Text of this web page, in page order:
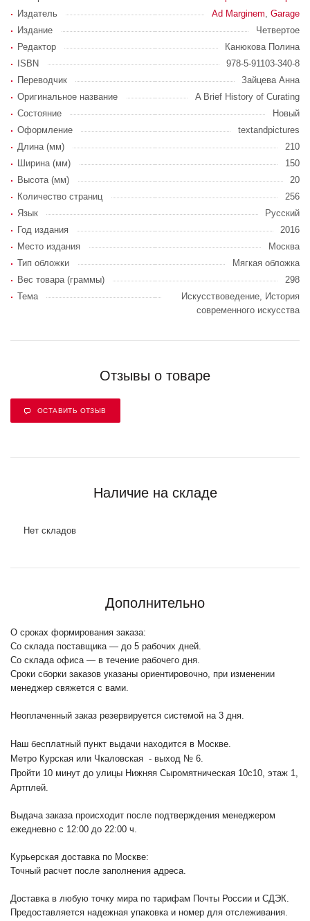
Издатель
Ad Marginem, Garage
Издание
Четвертое
Редактор
Канюкова Полина
ISBN
978-5-91103-340-8
Переводчик
Зайцева Анна
Оригинальное название
A Brief History of Curating
Состояние
Новый
Оформление
textandpictures
Длина (мм)
210
Ширина (мм)
150
Высота (мм)
20
Количество страниц
256
Язык
Русский
Год издания
2016
Место издания
Москва
Тип обложки
Мягкая обложка
Вес товара (граммы)
298
Тема
Искусствоведение, История
современного искусства
Отзывы о товаре
ОСТАВИТЬ ОТЗЫВ
Наличие на складе
Нет складов
Дополнительно
О сроках формирования заказа:
Со склада поставщика — до 5 рабочих дней.
Со склада офиса — в течение рабочего дня.
Сроки сборки заказов указаны ориентировочно, при изменении
менеджер свяжется с вами.
Неоплаченный заказ резервируется системой на 3 дня.
Наш бесплатный пункт выдачи находится в Москве.
Метро Курская или Чкаловская - выход № 6.
Пройти 10 минут до улицы Нижняя Сыромятническая 10с10, этаж 1,
Артплей.
Выдача заказа происходит после подтверждения менеджером
ежедневно с 12:00 до 22:00 ч.
Курьерская доставка по Москве:
Точный расчет после заполнения адреса.
Доставка в любую точку мира по тарифам Почты России и СДЭК.
Предоставляется надежная упаковка и номер для отслеживания.